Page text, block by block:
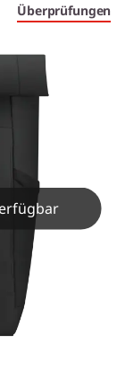
Überprüfungen